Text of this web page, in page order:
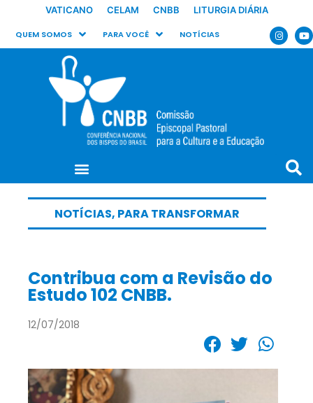
VATICANO CELAM CNBB LITURGIA DIÁRIA
QUEM SOMOS PARA VOCÊ NOTÍCIAS
NOTÍCIAS, PARA TRANSFORMAR
Contribua com a Revisão do
Estudo 102 CNBB.
12/07/2018